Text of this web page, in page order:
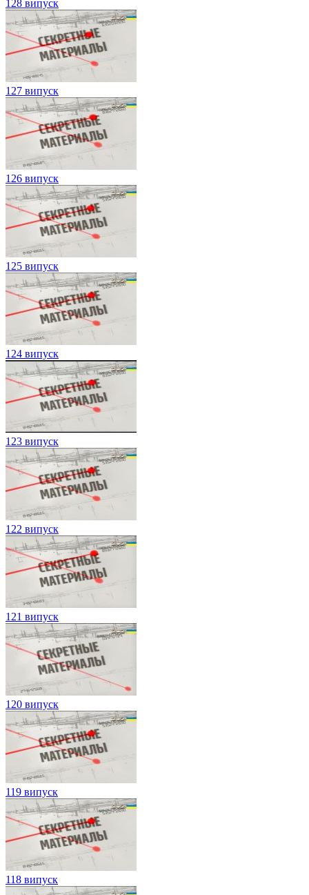
128 випуск
127 випуск
126 випуск
125 випуск
124 випуск
123 випуск
122 випуск
121 випуск
120 випуск
119 випуск
118 випуск